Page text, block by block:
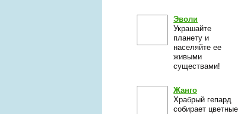
Эволи
Украшайте
планету и
населяйте ее
живыми
существами!
Жанго
Храбрый гепард
собирает цветные